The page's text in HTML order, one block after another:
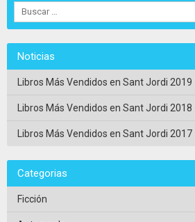
Noticias
Libros Más Vendidos en Sant Jordi 2019
Libros Más Vendidos en Sant Jordi 2018
Libros Más Vendidos en Sant Jordi 2017
Categorias
Ficción